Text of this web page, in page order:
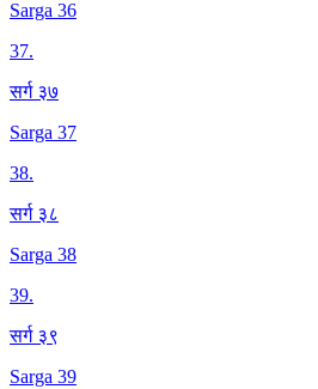
Sarga 36
37.
सर्ग ३७
Sarga 37
38.
सर्ग ३८
Sarga 38
39.
सर्ग ३९
Sarga 39